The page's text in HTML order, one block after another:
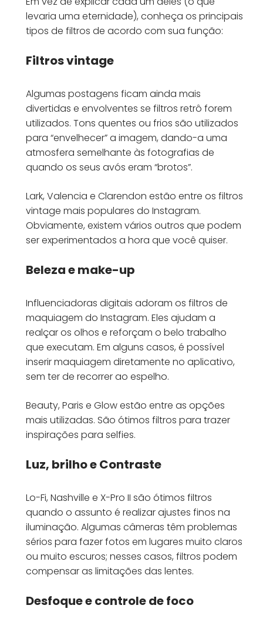
levaria uma eternidade), conheça os principais
tipos de filtros de acordo com sua função:
Filtros vintage
Algumas postagens ficam ainda mais
divertidas e envolventes se filtros retrô forem
utilizados. Tons quentes ou frios são utilizados
para “envelhecer” a imagem, dando-a uma
atmosfera semelhante às fotografias de
quando os seus avós eram “brotos”.
Lark, Valencia e Clarendon estão entre os filtros
vintage mais populares do Instagram.
Obviamente, existem vários outros que podem
ser experimentados a hora que você quiser.
Beleza e make-up
Influenciadoras digitais adoram os filtros de
maquiagem do Instagram. Eles ajudam a
realçar os olhos e reforçam o belo trabalho
que executam. Em alguns casos, é possível
inserir maquiagem diretamente no aplicativo,
sem ter de recorrer ao espelho.
Beauty, Paris e Glow estão entre as opções
mais utilizadas. São ótimos filtros para trazer
inspirações para selfies.
Luz, brilho e Contraste
Lo-Fi, Nashville e X-Pro II são ótimos filtros
quando o assunto é realizar ajustes finos na
iluminação. Algumas câmeras têm problemas
sérios para fazer fotos em lugares muito claros
ou muito escuros; nesses casos, filtros podem
compensar as limitações das lentes.
Desfoque e controle de foco